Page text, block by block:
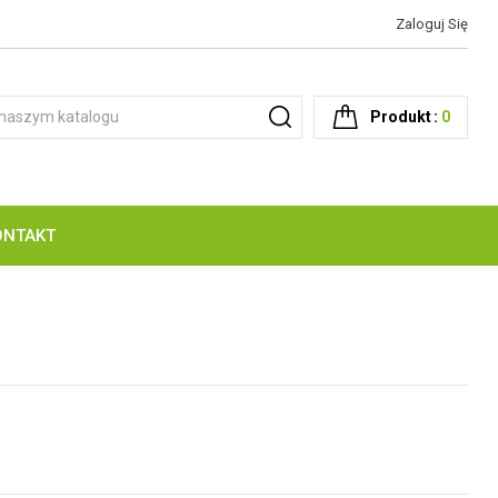
Zaloguj Się
Produkt 0